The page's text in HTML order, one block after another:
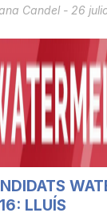
g
o
n
a
Candel - 26
LLUÍS